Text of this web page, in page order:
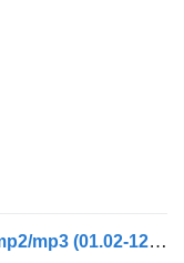
Couvercle de soupape MB Actros mp2/mp3 (01.02-12.14) 5410160205 pour camion Mercedes-Benz Actros, Axor MP1, MP2, MP3 (1996-2014)